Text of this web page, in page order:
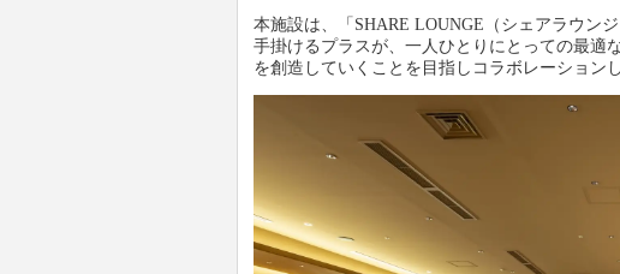
本施設は、「SHARE LOUNGE（シェアラウン
手掛けるプラスが、一人ひとりにとっての最適
を創造していくことを目指しコラボレーション